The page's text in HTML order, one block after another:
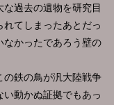
過去の遺物を研究目
てしまったあとだっ
なかったであろう壁の
鉄の鳥が汎大陸戦争
動かぬ証拠でもあっ